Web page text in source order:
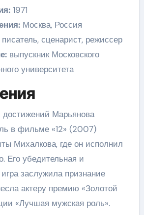
1971
Москва, Россия
сценарист, режиссер
выпускник Московского
университета
Марьянова
в фильме «12» (2007)
Михалкова, где он исполнил
Его убедительная и
заслужила признание
актеру премию «Золотой
«Лучшая мужская роль».